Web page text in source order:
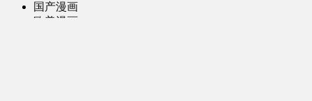
国产漫画
欧美漫画